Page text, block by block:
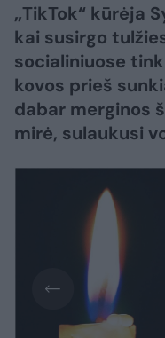
„TikTok“ kūrėja
kai susirgo
socialiniuose
kovos prieš
dabar merginos
mirė, sulaukusi